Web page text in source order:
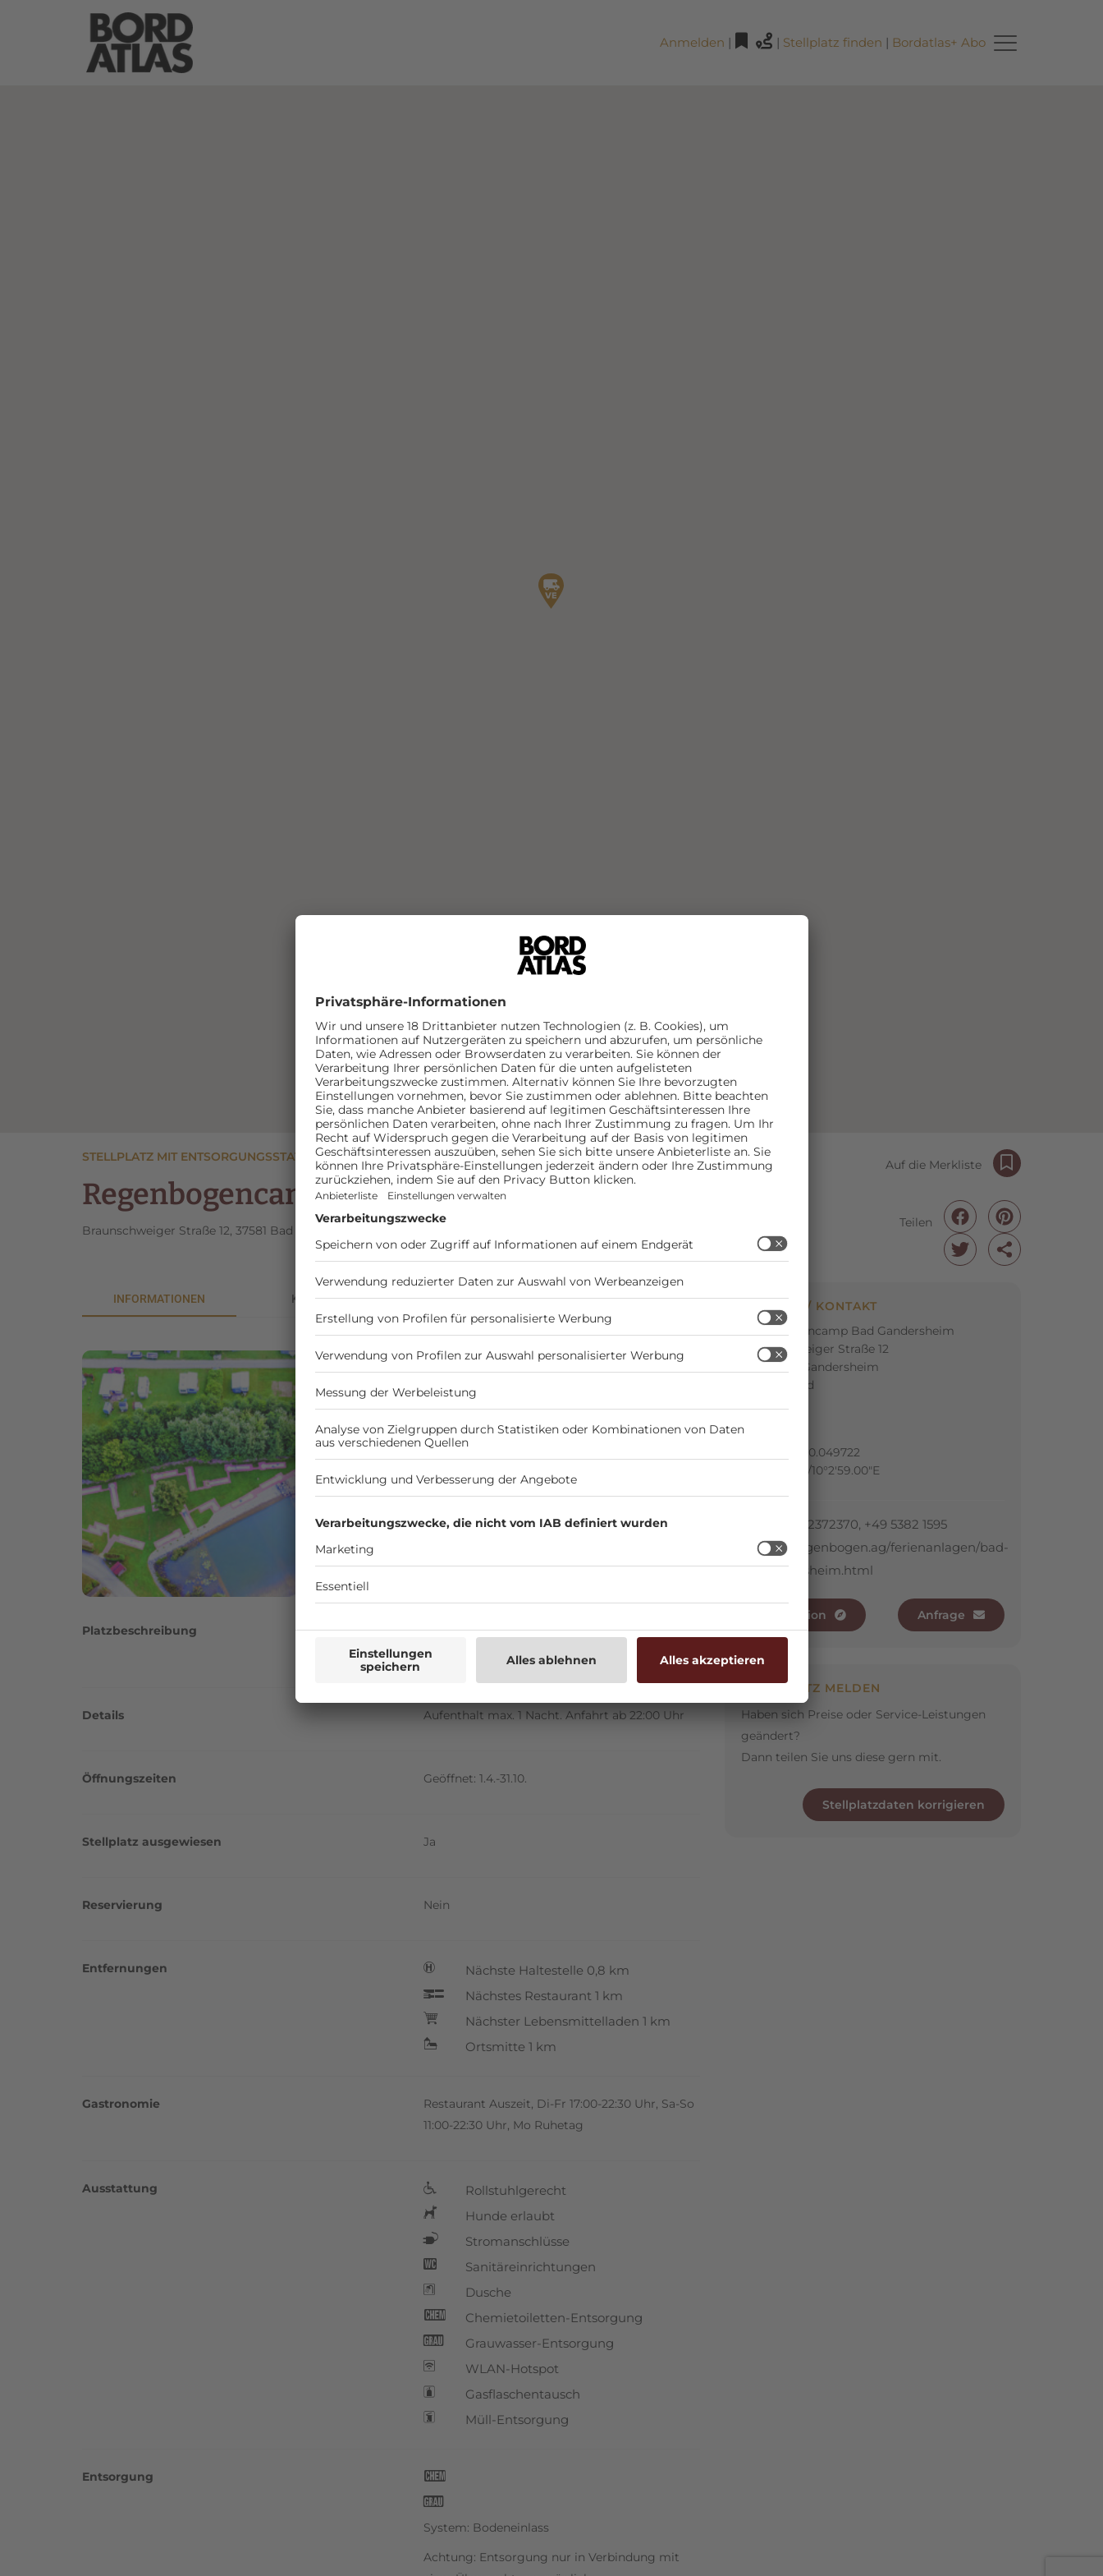
Anmelden | | Stellplatz finden | Bordatlas+ Abo
STELLPLATZ MIT ENTSORGUNGSSTATION
Regenbogencamp Bad Gandersheim
Braunschweiger Straße 12, 37581 Bad Gandersheim, Deutschland
Auf die Merkliste
Teilen
INFORMATIONEN KOSTEN AKTIVITÄTEN FOTOS
Ry30 Stellplätze bis 8 m
Länge
Ab 18 €
Platzbeschreibung
Vor dem Campinggelände am Rande des
Kurparks
Details Aufenthalt max. 1 Nacht. Anfahrt ab 22:00 Uhr
Öffnungszeiten Geöffnet: 1.4.-31.10.
Stellplatz ausgewiesen Ja
Reservierung Nein
Entfernungen Ö Nächste Haltestelle 0,8 km
p Nächstes Restaurant 1 km
+ Nächster Lebensmittelladen 1 km
N Ortsmitte 1 km
Gastronomie
Restaurant Auszeit, Di-Fr 17:00-22:30 Uhr, Sa-So
11:00-22:30 Uhr, Mo Ruhetag
Ausstattung f Rollstuhlgerecht
h Hunde erlaubt
n Stromanschlüsse
u Sanitäreinrichtungen
J Dusche
k Chemietoiletten-Entsorgung
l Grauwasser-Entsorgung
z WLAN-Hotspot
O Gasflaschentausch
M Müll-Entsorgung
Entsorgung k
l
System: Bodeneinlass
Achtung: Entsorgung nur in Verbindung mit
ADRESSE / KONTAKT
Regenbogencamp Bad Gandersheim
Braunschweiger Straße 12
37581 Bad Gandersheim
Deutschland
GPS:
51.866944, 10.049722
51°52'1.00"N/10°2'59.00"E
+49 431 2372370, +49 5382 1595
www.regenbogen.ag/ferienanlagen/bad-
gandersheim.html
Navigation Anfrage
STELLPLATZ MELDEN
Haben sich Preise oder Service-Leistungen
geändert?
Dann teilen Sie uns diese gern mit.
Stellplatzdaten korrigieren